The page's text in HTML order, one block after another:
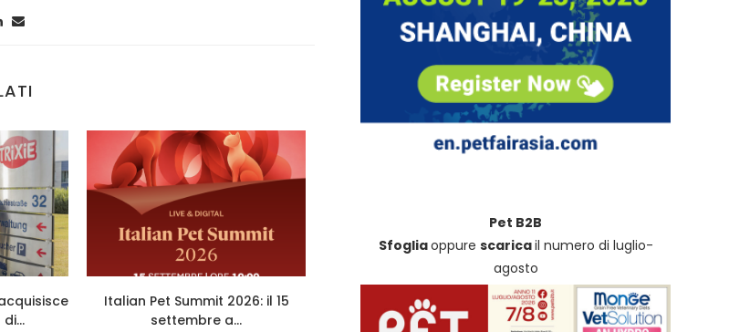
Italian Pet Summit 2026: il 15
settembre a...
Controlli Nas sul pet food,
Assalco: “Il sistema...
Sicurezza in acqua: Non-
Dogwear sigla una
Pet B2B
Sfogliaoppure scaricail numero di luglio-
agosto